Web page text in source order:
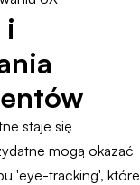
i
staje się
mogą okazać
'eye-tracking', które